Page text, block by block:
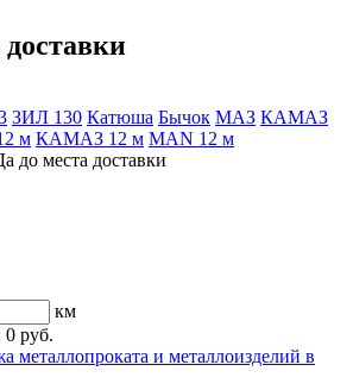
ЗИЛ 130 Катюша Бычок МАЗ КАМАЗ
м КАМАЗ 12 м MAN 12 м
до места доставки
км
0 руб.